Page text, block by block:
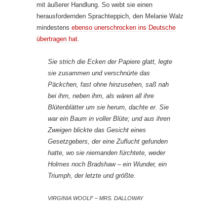
mit äußerer Handlung. So webt sie einen
herausfordernden Sprachteppich, den Melanie Walz
mindestens ebenso unerschrocken ins Deutsche
übertragen hat
Sie strich die Ecken der Papiere glatt, legte
sie zusammen und verschnürte das
Päckchen, fast ohne hinzusehen, saß nah
bei ihm, neben ihm, als wären all ihre
Blütenblätter um sie herum, dachte er. Sie
war ein Baum in voller Blüte; und aus ihren
Zweigen blickte das Gesicht eines
Gesetzgebers, der eine Zuflucht gefunden
hatte, wo sie niemanden fürchtete, weder
Holmes noch Bradshaw – ein Wunder, ein
Triumph, der letzte und größte.
VIRGINIA WOOLF – MRS. DALLOWAY